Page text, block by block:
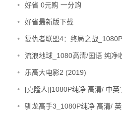
• 好省 0元购 一分购
• 好省最新版下载
• 复仇者联盟4：终局之战
• 流浪地球_1080高清/国语 纯净
• 乐高大电影2 (2019)
• [克隆人][1080P纯净 高清/ 中英字幕
• 驯龙高手3_1080P纯净 高清/ 英语